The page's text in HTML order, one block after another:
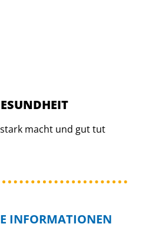
macht und gut tut
INFORMATIONEN